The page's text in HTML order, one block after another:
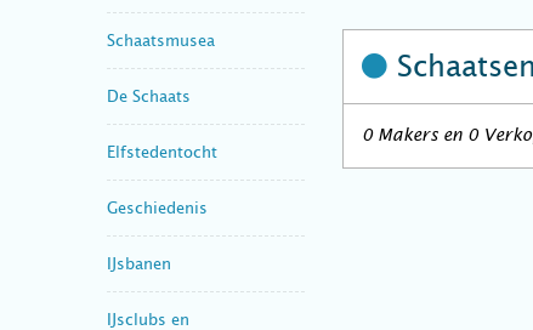
Schaatsmusea
De Schaats
Elfstedentocht
Geschiedenis
IJsbanen
IJsclubs en
0 Makers en 0